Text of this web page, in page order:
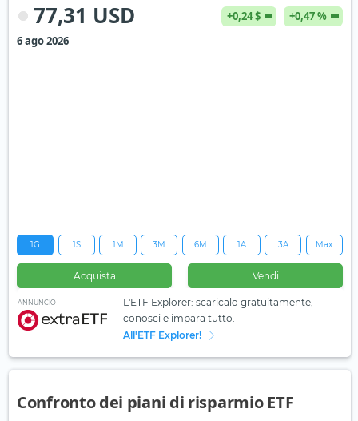
77,31 USD +0,24 $
+0,47 %
6 ago 2026
1G 1S 1M 3M 6M 1A 3A Max
Acquista Vendi
ANNUNCIO
L'ETF Explorer: scaricalo gratuitamente,
conosci e impara tutto.
All'ETF Explorer!
Confronto dei piani di risparmio ETF